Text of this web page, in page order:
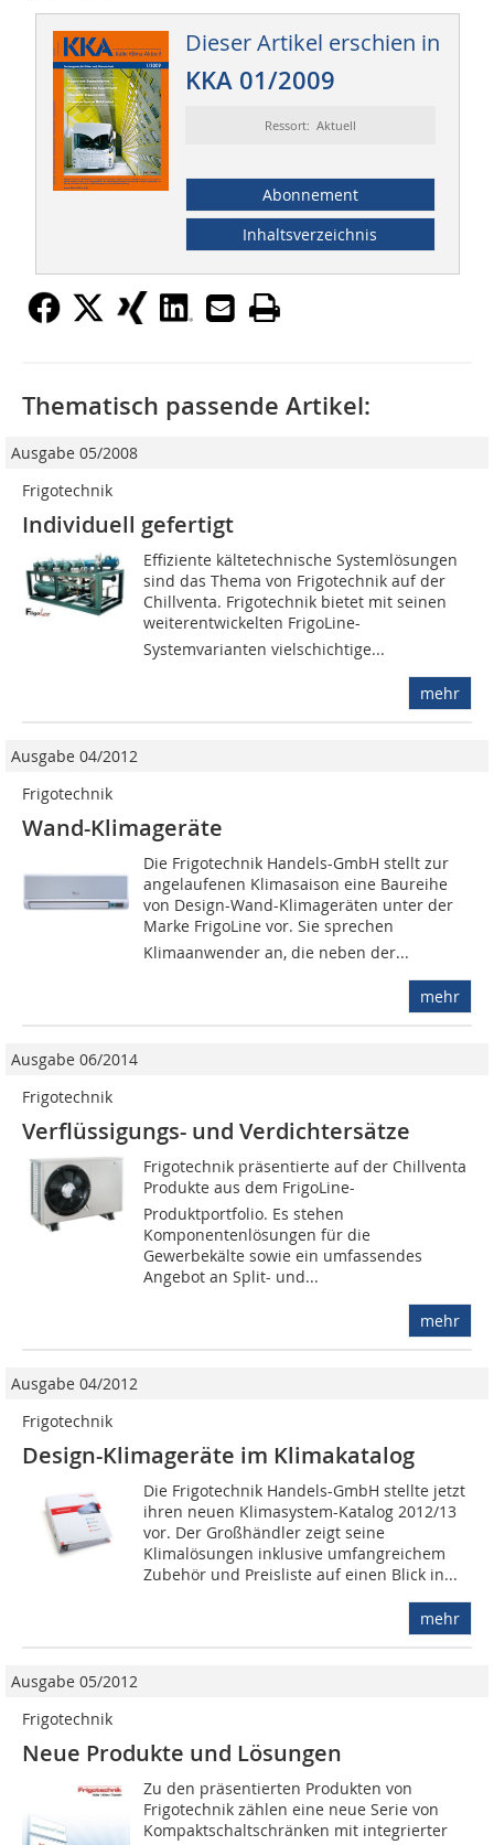
Dieser Artikel erschien in
KKA 01/2009
Ressort: Aktuell
Abonnement
Inhaltsverzeichnis
Thematisch passende Artikel:
Ausgabe 05/2008
Frigotechnik
Individuell gefertigt
Effiziente kältetechnische Sys­temlösungen
sind das Thema von Frigotechnik auf der
Chillventa. Frigotechnik bietet mit seinen
weiterentwickelten FrigoLine-
Systemvarianten vielschichtige...
mehr
Ausgabe 04/2012
Frigotechnik
Wand-Klimageräte
Die Frigotechnik Handels-GmbH stellt zur
angelaufenen Klimasaison eine Baureihe
von Design-Wand-Klimageräten unter der
Marke FrigoLine vor. Sie sprechen
Klimaanwender an, die neben der...
mehr
Ausgabe 06/2014
Frigotechnik
Verflüssigungs- und Verdichtersätze
Frigotechnik präsentierte auf der Chillventa
Produkte aus dem FrigoLine-
Produktportfolio. Es stehen
Komponentenlösungen für die
Gewerbekälte sowie ein umfassendes
Angebot an Split- und...
mehr
Ausgabe 04/2012
Frigotechnik
Design-Klimageräte im Klimakatalog
Die Frigotechnik Handels-GmbH stellte jetzt
ihren neuen Klimasystem-Katalog 2012/13
vor. Der Großhändler zeigt seine
Klimalösungen inklusive umfangreichem
Zubehör und Preisliste auf einen Blick in...
mehr
Ausgabe 05/2012
Frigotechnik
Neue Produkte und Lösungen
Zu den präsentierten Produkten von
Frigotechnik zählen eine neue Serie von
Kompaktschaltschränken mit integrierter